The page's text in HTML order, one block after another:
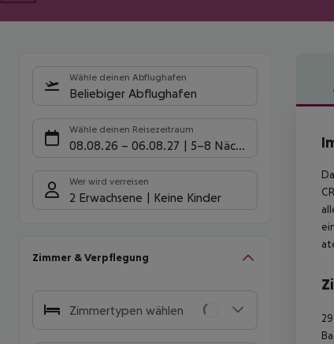
Wähle deinen Abflughafen
Beliebiger Abflughafen
Wähle deinen Reisezeitraum
08.08.26 – 06.08.27 5-8 Nächte
Wer wird verreisen
2 Erwachsene Keine Kinder
Zimmer & Verpflegung
Zimmertypen wählen